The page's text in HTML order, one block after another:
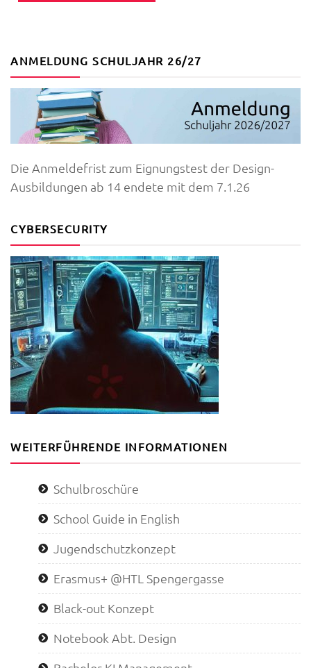
ANMELDUNG SCHULJAHR 26/27
Die Anmeldefrist zum Eignungstest der Design-
Ausbildungen ab 14 endete mit dem 7.1.26
CYBERSECURITY
WEITERFÜHRENDE INFORMATIONEN
Schulbroschüre
School Guide in English
Jugendschutzkonzept
Erasmus+ @HTL Spengergasse
Black-out Konzept
Notebook Abt. Design